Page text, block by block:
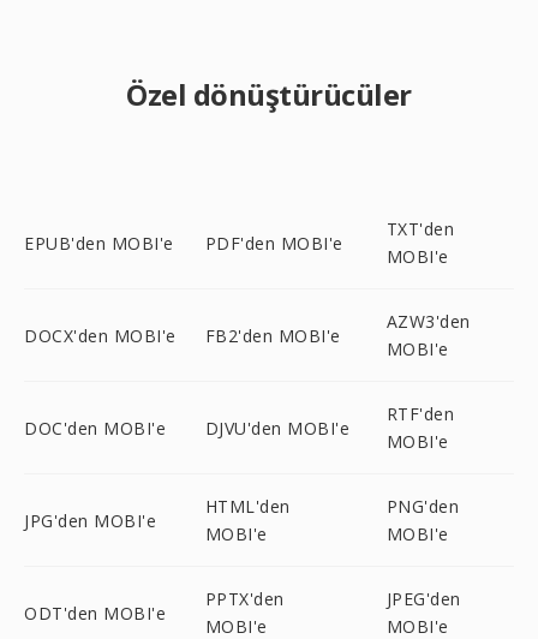
Özel dönüştürücüler
EPUB'den MOBI'e PDF'den MOBI'e
TXT'den
MOBI'e
DOCX'den MOBI'e FB2'den MOBI'e
AZW3'den
MOBI'e
DOC'den MOBI'e DJVU'den MOBI'e
RTF'den
MOBI'e
JPG'den MOBI'e
HTML'den
MOBI'e
PNG'den
MOBI'e
ODT'den MOBI'e
PPTX'den
MOBI'e
JPEG'den
MOBI'e